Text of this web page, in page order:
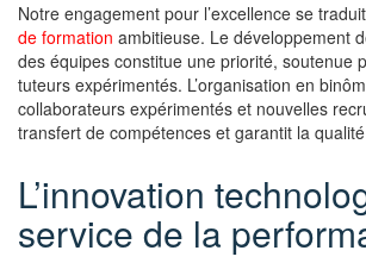
Notre engagement pour l’excellence se
de formation ambitieuse. Le développement
des équipes constitue une priorité, soutenue
tuteurs expérimentés. L’organisation en
collaborateurs expérimentés et nouvelles
transfert de compétences et garantit la
L’innovation
service de la